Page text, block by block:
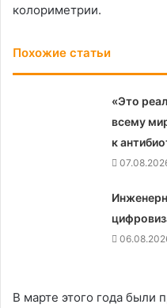
колориметрии.
Похожие статьи
«Это
всему
к
В марте этого года были